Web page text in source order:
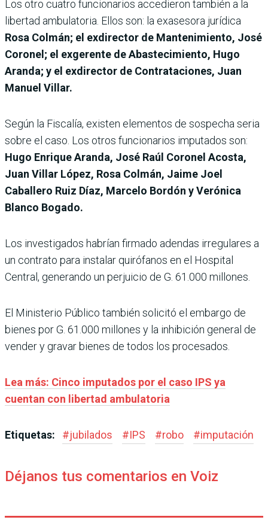
Los otro cuatro funcionarios accedieron también a la
libertad ambulatoria. Ellos son: la exasesora jurídica
Rosa Colmán; el exdirector de Mantenimiento, José
Coronel; el exgerente de Abastecimiento, Hugo
Aranda; y el exdirector de Contrataciones, Juan
Manuel Villar.
Según la Fiscalía, existen elementos de sospecha seria
sobre el caso. Los otros funcionarios imputados son:
Hugo Enrique Aranda, José Raúl Coronel Acosta,
Juan Villar López, Rosa Colmán, Jaime Joel
Caballero Ruiz Díaz, Marcelo Bordón y Verónica
Blanco Bogado.
Los investigados habrían firmado adendas irregulares a
un contrato para instalar quirófanos en el Hospital
Central, generando un perjuicio de G. 61.000 millones.
El Ministerio Público también solicitó el embargo de
bienes por G. 61.000 millones y la inhibición general de
vender y gravar bienes de todos los procesados.
Lea más: Cinco imputados por el caso IPS ya
cuentan con libertad ambulatoria
Etiquetas: #jubilados #IPS #robo #imputación
Déjanos tus comentarios en Voiz